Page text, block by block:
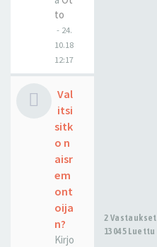
to
- 24.
10.18
12:17
Val
itsi
sitk
o n
aisr
em
ont
oija
n?
Kirjo
2 Vastaukset
13045 Luettu